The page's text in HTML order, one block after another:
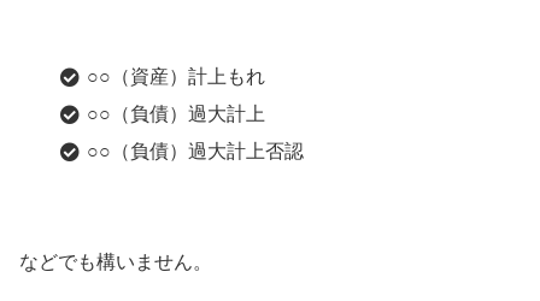
○○（資産）計上もれ
○○（負債）過大計上
○○（負債）過大計上否認
などでも構いません。